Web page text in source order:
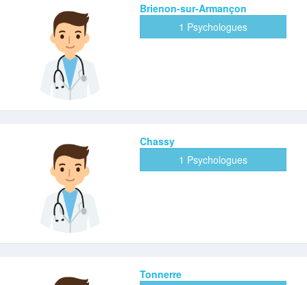
Brienon-sur-Armançon
1 Psychologues
Chassy
1 Psychologues
Tonnerre